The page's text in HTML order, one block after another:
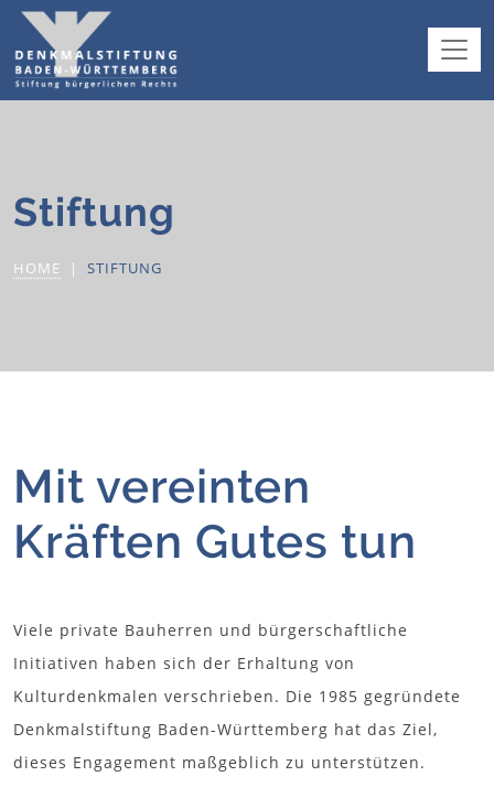
Stiftung
HOME STIFTUNG
Mit vereinten
Kräften Gutes tun
Viele private Bauherren und bürgerschaftliche
Initiativen haben sich der Erhaltung von
Kulturdenkmalen verschrieben. Die 1985 gegründete
Denkmalstiftung Baden-Württemberg hat das Ziel,
dieses Engagement maßgeblich zu unterstützen.